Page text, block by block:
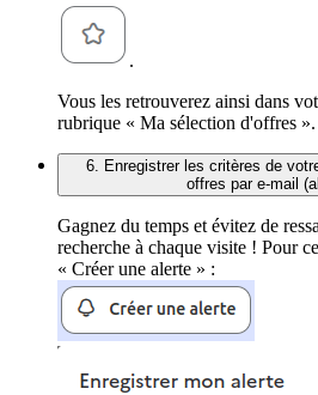
.
Vous les retrouverez ainsi dans
rubrique « Ma sélection d'offres ».
6. Enregistrer les critères de
offres par e-mail
Gagnez du temps et évitez de
recherche à chaque visite ! Pour
« Créer une alerte » :